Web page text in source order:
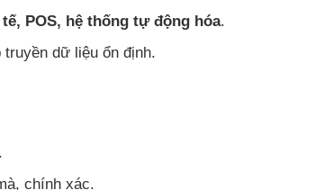
POS, hệ thống tự động hóa.
dữ liệu ổn định.
.
chính xác.